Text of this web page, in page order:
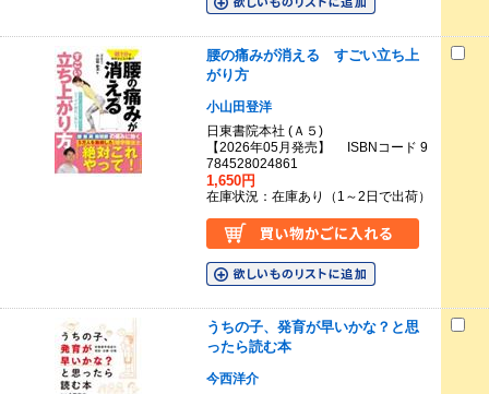
腰の痛みが消える すごい立ち上
がり方
小山田登洋
日東書院本社 (Ａ５)
【2026年05月発売】 ISBNコード 9
784528024861
1,650円
在庫状況：在庫あり（1～2日で出荷）
うちの子、発育が早いかな？と思
ったら読む本
今西洋介